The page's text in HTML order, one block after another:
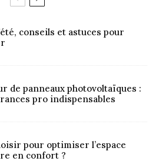
conseils et astuces pour
de panneaux photovoltaïques :
pro indispensables
pour optimiser l’espace
en confort ?